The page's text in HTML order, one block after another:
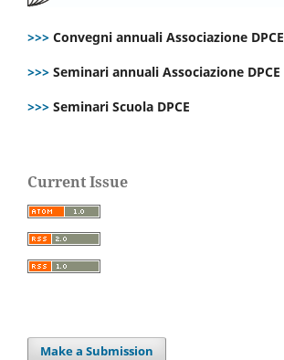
>>> Convegni annuali Associazione DPCE
>>> Seminari annuali Associazione DPCE
>>> Seminari Scuola DPCE
Current Issue
Make a Submission